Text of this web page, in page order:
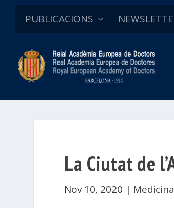
PUBLICACIONS
La Ciutat de
Nov 10, 2020 |